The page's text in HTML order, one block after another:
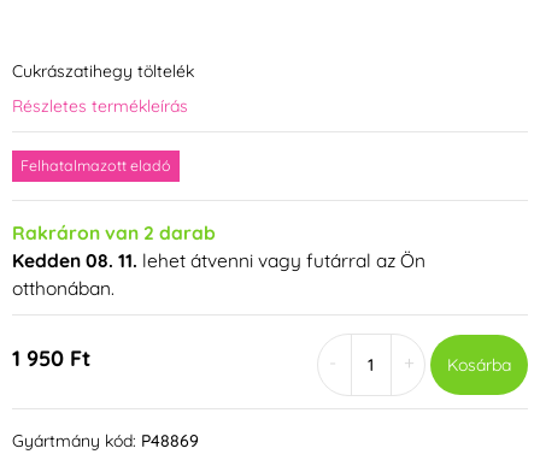
Cukrászatihegy töltelék
Részletes termékleírás
Felhatalmazott eladó
Rakráron van 2 darab
Kedden 08. 11. lehet átvenni vagy futárral az Ön
otthonában.
1 950 Ft + Kosárba
Gyártmány kód: P48869